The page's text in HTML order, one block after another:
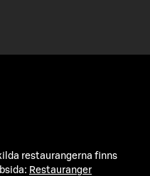
restaurangerna finns
Restauranger